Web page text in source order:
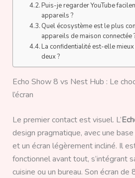
Puis-je regarder YouTube
appareils ?
Quel écosystème est le plus
appareils de maison connectée
La confidentialité est-elle mieux
deux ?
Echo Show 8 vs Nest Hub : Le
l’écran
Le premier contact est visuel. L’
design pragmatique, avec une
et un écran légèrement incliné. Il
fonctionnel avant tout, s’intégrant
cuisine ou un bureau. Son écran de